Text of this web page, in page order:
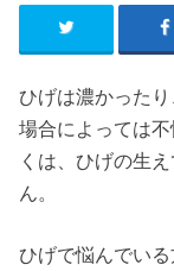
ひげは濃かった
場合によっては
くは、ひげの生
ん。
ひげで悩んでい